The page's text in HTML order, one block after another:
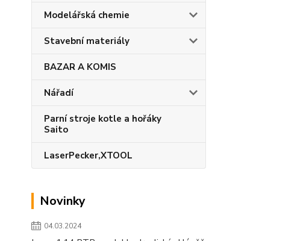
Modelářská chemie
Stavební materiály
BAZAR A KOMIS
Nářadí
Parní stroje kotle a hořáky
Saito
LaserPecker,XTOOL
Novinky
04.03.2024